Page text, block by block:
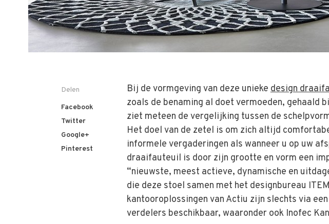
Delen
Facebook
Twitter
Google+
Pinterest
Bij de vormgeving van deze uniekedesign
zoals de benaming al doet vermoeden, gehaald
ziet meteen de vergelijking tussen de
Het doel van de zetel is om zich altijd
informele vergaderingen als wanneer u op uw
draaifauteuil is door zijn grootte en vorm een
“nieuwste, meest actieve, dynamische en
die deze stoel samen met het designbureau
kantooroplossingen van Actiu zijn slechts via
verdelers beschikbaar, waaronder ook Inofec